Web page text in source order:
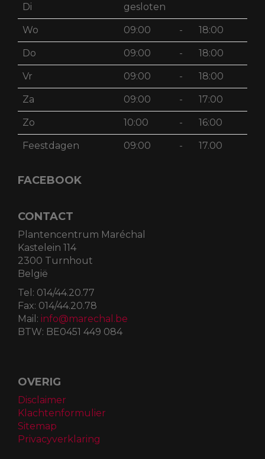
Di gesloten
Wo 09:00 - 18:00
Do 09:00 - 18:00
Vr 09:00 - 18:00
Za 09:00 - 17:00
Zo 10:00 - 16:00
Feestdagen 09:00 - 17.00
FACEBOOK
CONTACT
Plantencentrum Maréchal
Kastelein 114
2300 Turnhout
België
Tel: 014/44.20.77
Fax: 014/44.20.78
Mail: info@marechal.be
BTW: BE0451 449 084
OVERIG
Disclaimer
Klachtenformulier
Sitemap
Privacyverklaring